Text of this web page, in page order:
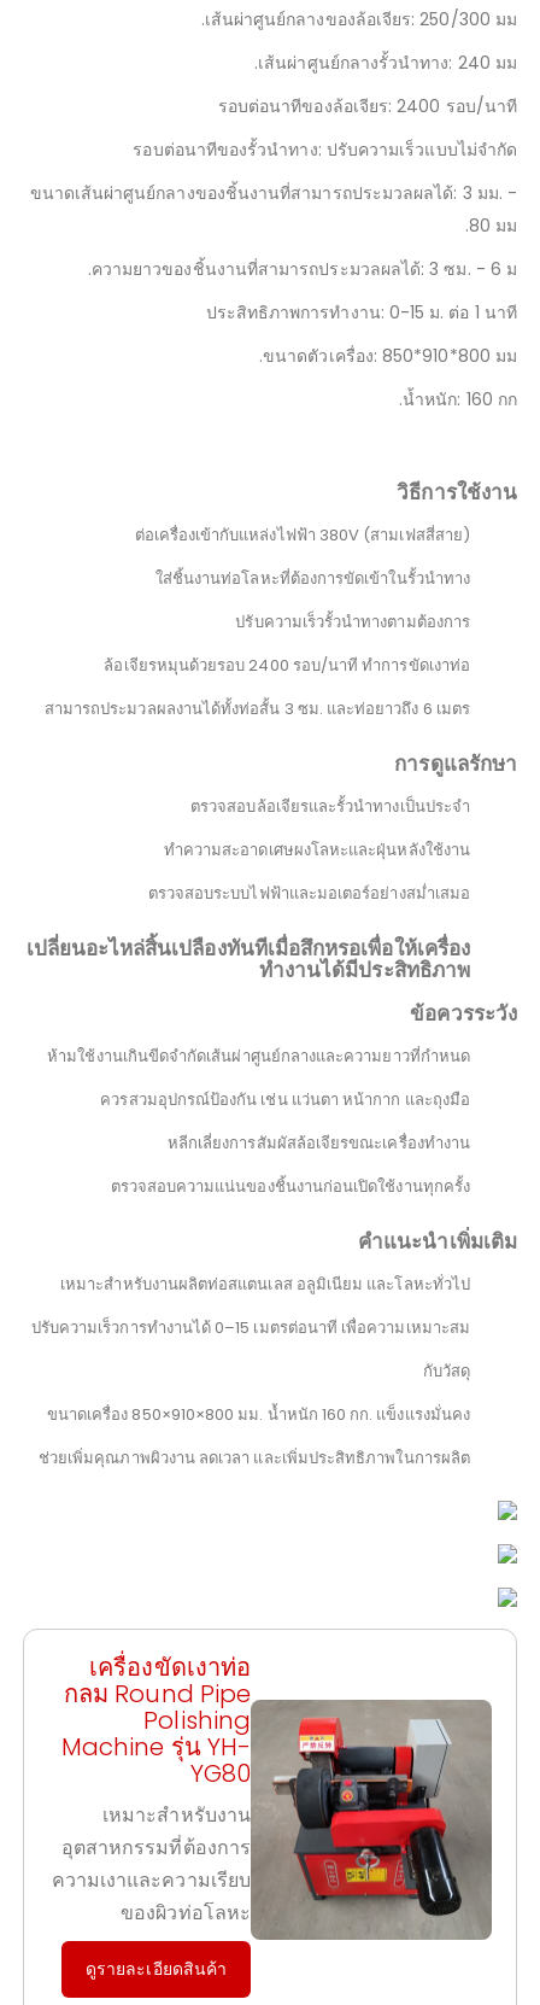
เส้นผ่าศูนย์กลางของล้อเจียร: 250/300 มม.
เส้นผ่าศูนย์กลางรั้วนำทาง: 240 มม.
รอบต่อนาทีของล้อเจียร: 2400 รอบ/นาที
รอบต่อนาทีของรั้วนำทาง: ปรับความเร็วแบบไม่จำกัด
ขนาดเส้นผ่าศูนย์กลางของชิ้นงานที่สามารถประมวลผลได้: 3 มม. -
80 มม.
ความยาวของชิ้นงานที่สามารถประมวลผลได้: 3 ซม. - 6 ม.
ประสิทธิภาพการทำงาน: 0-15 ม. ต่อ 1 นาที
ขนาดตัวเครื่อง: 850*910*800 มม.
น้ำหนัก: 160 กก.
วิธีการใช้งาน
ต่อเครื่องเข้ากับแหล่งไฟฟ้า 380V (สามเฟสสี่สาย)
ใส่ชิ้นงานท่อโลหะที่ต้องการขัดเข้าในรั้วนำทาง
ปรับความเร็วรั้วนำทางตามต้องการ
ล้อเจียรหมุนด้วยรอบ 2400 รอบ/นาที ทำการขัดเงาท่อ
สามารถประมวลผลงานได้ทั้งท่อสั้น 3 ซม. และท่อยาวถึง 6 เมตร
การดูแลรักษา
ตรวจสอบล้อเจียรและรั้วนำทางเป็นประจำ
ทำความสะอาดเศษผงโลหะและฝุ่นหลังใช้งาน
ตรวจสอบระบบไฟฟ้าและมอเตอร์อย่างสม่ำเสมอ
เปลี่ยนอะไหล่สิ้นเปลืองทันทีเมื่อสึกหรอเพื่อให้เครื่อง
ทำงานได้มีประสิทธิภาพ
ข้อควรระวัง
ห้ามใช้งานเกินขีดจำกัดเส้นผ่าศูนย์กลางและความยาวที่กำหนด
ควรสวมอุปกรณ์ป้องกัน เช่น แว่นตา หน้ากาก และถุงมือ
หลีกเลี่ยงการสัมผัสล้อเจียรขณะเครื่องทำงาน
ตรวจสอบความแน่นของชิ้นงานก่อนเปิดใช้งานทุกครั้ง
คำแนะนำเพิ่มเติม
เหมาะสำหรับงานผลิตท่อสแตนเลส อลูมิเนียม และโลหะทั่วไป
ปรับความเร็วการทำงานได้ 0–15 เมตรต่อนาที เพื่อความเหมาะสม
กับวัสดุ
ขนาดเครื่อง 850×910×800 มม. น้ำหนัก 160 กก. แข็งแรงมั่นคง
ช่วยเพิ่มคุณภาพผิวงาน ลดเวลา และเพิ่มประสิทธิภาพในการผลิต
เครื่องขัดเงาท่อ
กลม Round Pipe
Polishing
Machine รุ่น YH-
YG80
เหมาะสำหรับงาน
อุตสาหกรรมที่ต้องการ
ความเงาและความเรียบ
ของผิวท่อโลหะ
ดูรายละเอียดสินค้า